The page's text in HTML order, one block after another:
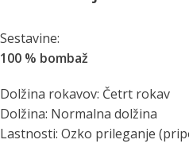
Sestavine:
100 % bombaž
Dolžina rokavov: Četrt rokav
Dolžina: Normalna dolžina
Lastnosti: Ozko prileganje